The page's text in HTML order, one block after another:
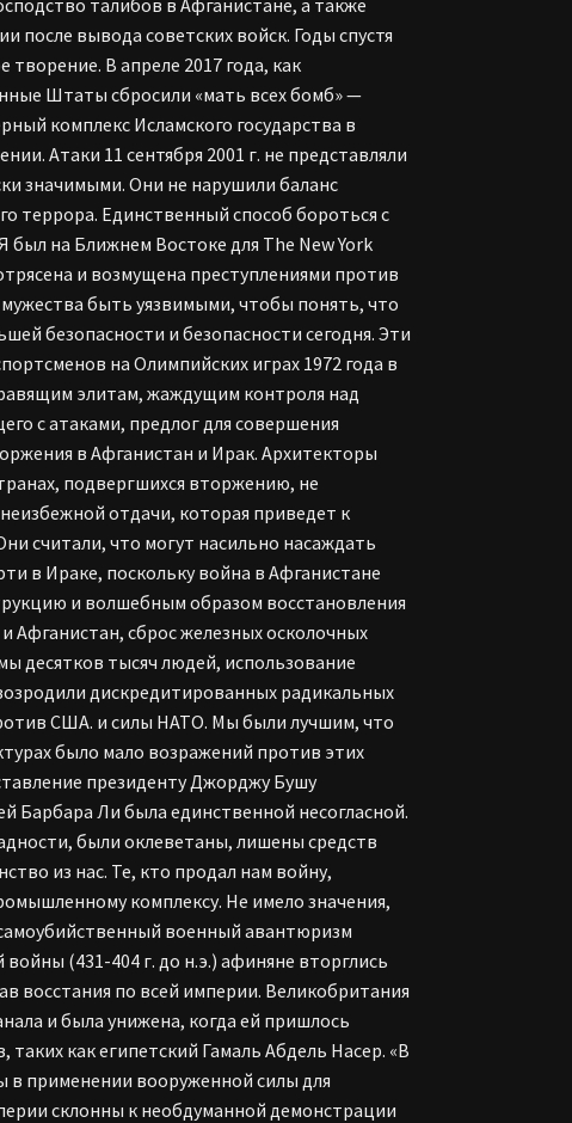
талибов в Афганистане, а также
после вывода советских войск. Годы спустя
В апреле 2017 года, как
Штаты сбросили «мать всех бомб» —
комплекс Исламского государства в
Атаки 11 сентября 2001 г. не представляли
значимыми. Они не нарушили баланс
террора. Единственный способ бороться с
на Ближнем Востоке для The New York
и возмущена преступлениями против
быть уязвимыми, чтобы понять, что
безопасности и безопасности сегодня. Эти
на Олимпийских играх 1972 года в
элитам, жаждущим контроля над
с атаками, предлог для совершения
в Афганистан и Ирак. Архитекторы
подвергшихся вторжению, не
отдачи, которая приведет к
считали, что могут насильно насаждать
в Ираке, поскольку война в Афганистане
и волшебным образом восстановления
Афганистан, сброс железных осколочных
десятков тысяч людей, использование
дискредитированных радикальных
США. и силы НАТО. Мы были лучшим, что
было мало возражений против этих
президенту Джорджу Бушу
Барбара Ли была единственной несогласной.
были оклеветаны, лишены средств
из нас. Те, кто продал нам войну,
комплексу. Не имело значения,
военный авантюризм
(431-404 г. до н.э.) афиняне вторглись
восстания по всей империи. Великобритания
и была унижена, когда ей пришлось
как египетский Гамаль Абдель Насер. «В
в применении вооруженной силы для
склонны к необдуманной демонстрации